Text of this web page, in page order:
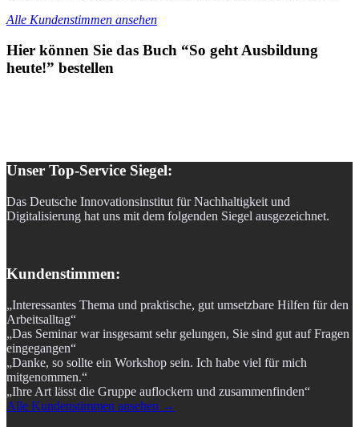
Alle Kundenstimmen ansehen
Hier können Sie das Buch “So geht Ausbildung
heute!” bestellen
Unser Top-Service Siegel:
Das Deutsche Innovationsinstitut für Nachhaltigkeit und
Digitalisierung hat uns mit dem folgenden Siegel ausgezeichnet.
Kundenstimmen:
„Interessantes Thema und praktische, gut umsetzbare Hilfen für den
Arbeitsalltag“
„Das Seminar war insgesamt sehr gelungen, Sie sind gut auf Fragen
eingegangen“
„Danke, so sollte ein Workshop sein. Ich habe viel für mich
mitgenommen.“
„Ihre Art lässt die Gruppe auflockern und zusammenfinden“
Alle Kundenstimmen ansehen →